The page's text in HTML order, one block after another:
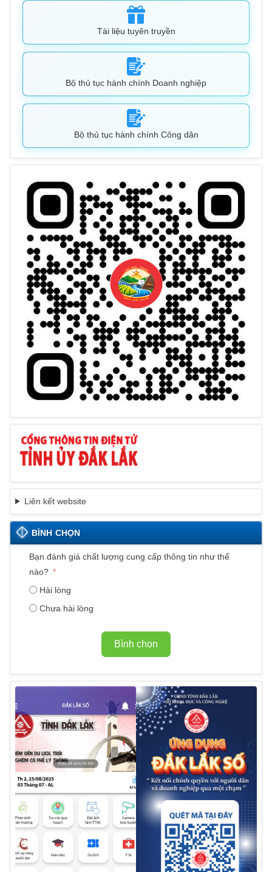
Tài liệu tuyên truyền
Bộ thủ tục hành chính Doanh nghiệp
Bộ thủ tục hành chính Công dân
Liên kết website
BÌNH CHỌN
Bạn đánh giá chất lượng cung cấp thông tin như thế
nào?
Hài lòng
Chưa hài lòng
Bình chọn